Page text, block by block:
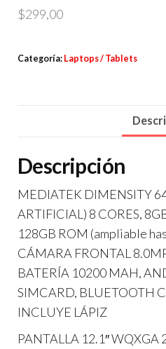
$299,00
Categoría: Laptops / Tablets
Descripción
MEDIATEK DIMENSITY
ARTIFICIAL) 8 CORES,
128GB ROM (ampliable
CÁMARA FRONTAL
BATERÍA 10200 MAH,
SIMCARD, BLUETOOTH
INCLUYE LÁPIZ
PANTALLA 12.1″ WQXGA